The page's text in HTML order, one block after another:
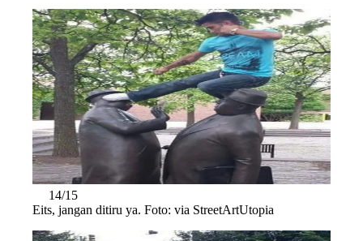
14/15
Eits, jangan ditiru ya. Foto: via StreetArtUtopia